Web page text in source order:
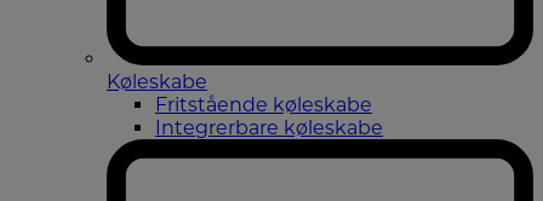
Køleskabe
Fritstående køleskabe
Integrerbare køleskabe